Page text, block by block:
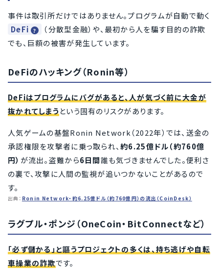
事件は取引所だけではありません。プログラムが自動で動く
DeFi
（分散型金融）や、最初から人を騙す目的の詐欺
でも、巨額の被害が発生しています。
DeFiのハッキング（Ronin等）
DeFiはプログラムにバグがあると、人が気づく前に大金が
抜かれてしまうという固有のリスクがあります。
人気ゲームの基盤Ronin Network（2022年）では、送金の
承認権限を攻撃者に乗っ取られ、約6.25億ドル（約760億
円） が流出。盗難から6日間誰も気づきませんでした。便利さ
の裏で、攻撃に人間の監視が追いつかないことがあるので
す。
出典： Ronin Network・約6.25億ドル（約760億円）の流出（CoinDesk）
ラグプル・ポンジ（OneCoin・BitConnectなど）
「必ず儲かる」と謳うプロジェクトの多くは、持ち逃げや自転
車操業の詐欺です。